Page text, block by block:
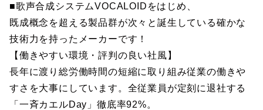
■歌声合成システムVOCALOIDをはじめ、
既成概念を超える製品群が次々と誕生している確かな
技術力を持ったメーカーです！
【働きやすい環境・評判の良い社風】
長年に渡り総労働時間の短縮に取り組み従業の働きや
すさを大事にしています。全従業員が定刻に退社する
「一斉カエルDay」徹底率92%。